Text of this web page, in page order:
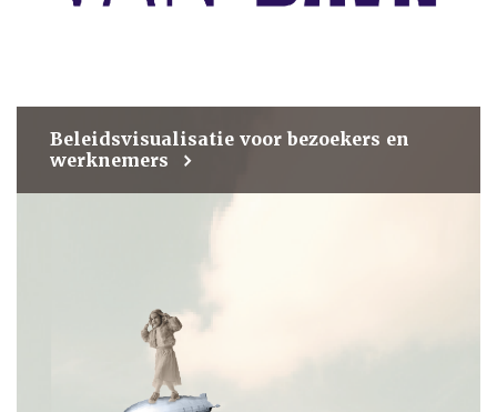
Beleidsvisualisatie voor bezoekers en
werknemers